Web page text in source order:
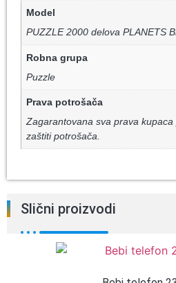
Model
PUZZLE 2000 delova PLANETS
Robna grupa
Puzzle
Prava potrošača
Zagarantovana sva prava
zaštiti potrošača.
Slični proizvodi